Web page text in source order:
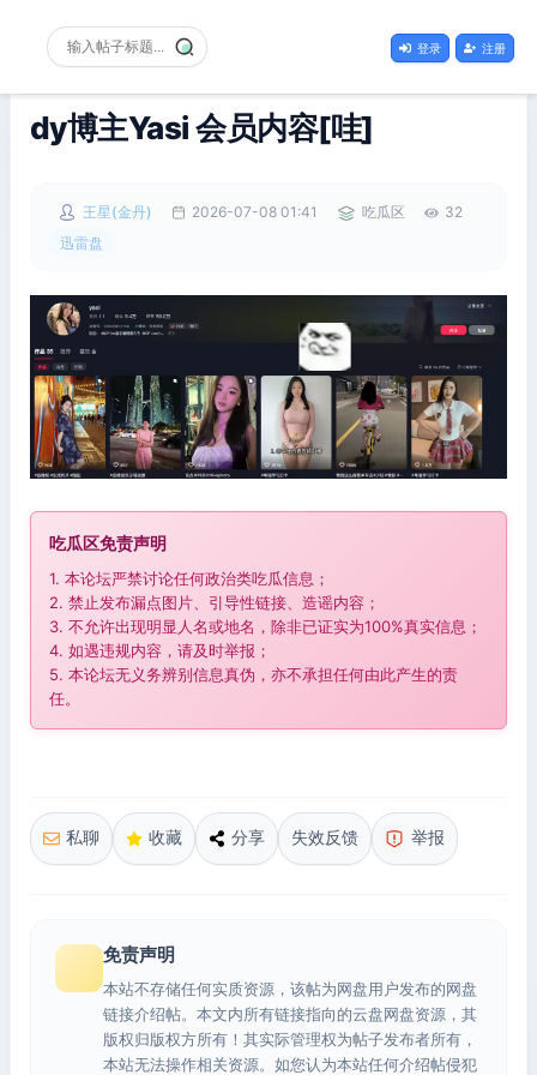
登录 注册
dy博主Yasi 会员内容[哇]
王星(金丹) 2026-07-08 01:41 吃瓜区
32
迅雷盘
吃瓜区免责声明
1. 本论坛严禁讨论任何政治类吃瓜信息；
2. 禁止发布漏点图片、引导性链接、造谣内容；
3. 不允许出现明显人名或地名，除非已证实为100%真实信息；
4. 如遇违规内容，请及时举报；
5. 本论坛无义务辨别信息真伪，亦不承担任何由此产生的责
任。
私聊 收藏 分享 失效反馈 举报
免责声明
本站不存储任何实质资源，该帖为网盘用户发布的网盘
链接介绍帖。本文内所有链接指向的云盘网盘资源，其
版权归版权方所有！其实际管理权为帖子发布者所有，
本站无法操作相关资源。如您认为本站任何介绍帖侵犯